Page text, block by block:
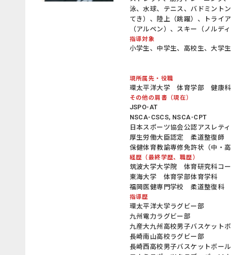
泳、水球、テニス、バドミント
てき）、陸上（跳躍）、トライ
（アルペン）、スキー（ノルデ
指導対象
小学生、中学生、高校生、大学
現所属先・役職
環太平洋大学 体育学部 健康
その他の肩書（現在）
JSPO-AT
NSCA-CSCS, NSCA-CPT
日本スポーツ協会公認アスレテ
厚生労働大臣認定 柔道整復師
保健体育教諭専修免許状（中・高
経歴（最終学歴、職歴）
筑波大学大学院 体育研究科コー
東海大学 体育学部体育学科
福岡医健専門学校 柔道整復科
指導歴
環太平洋大学ラグビー部
九州電力ラグビー部
九産大九州高校男子バスケット
長崎南山高校ラグビー部
長崎西高校男子バスケットボー